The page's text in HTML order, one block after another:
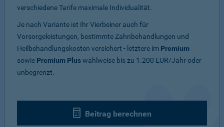
verschiedene Tarife maximale Individualität.
Je nach Variante ist Ihr Vierbeiner auch für
Vorsorgeleistungen, bestimmte Zahnbehandlungen und
Heilbehandlungskosten versichert - letztere im Premium
sowie Premium Pluswahlweise bis zu 1.200 EUR/Jahr oder
unbegrenzt.
Beitrag berechnen